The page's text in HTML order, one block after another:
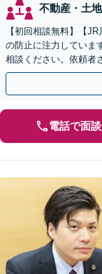
不動産・土
【初回相談無料】【
の防止に注力していま
相談ください。依頼者
【土日祝対応可】
電話で面